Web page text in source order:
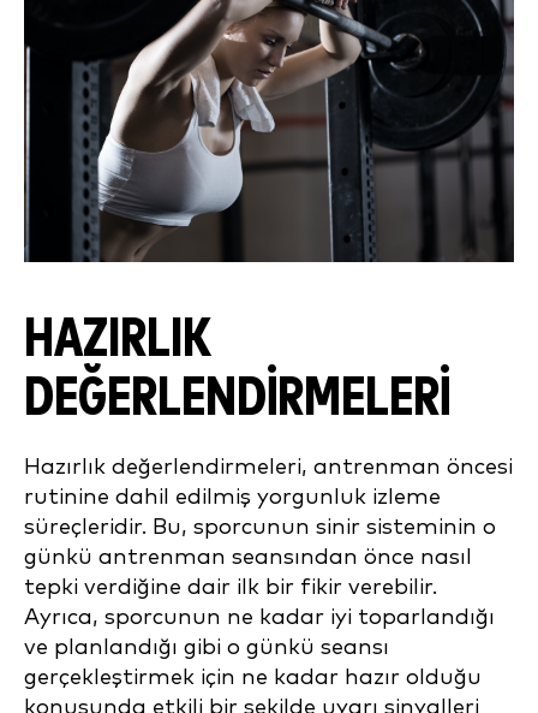
HAZIRLIK
DEĞERLENDİRMELERİ
Hazırlık değerlendirmeleri, antrenman öncesi
rutinine dahil edilmiş yorgunluk izleme
süreçleridir. Bu, sporcunun sinir sisteminin o
günkü antrenman seansından önce nasıl
tepki verdiğine dair ilk bir fikir verebilir.
Ayrıca, sporcunun ne kadar iyi toparlandığı
ve planlandığı gibi o günkü seansı
gerçekleştirmek için ne kadar hazır olduğu
konusunda etkili bir şekilde uyarı sinyalleri